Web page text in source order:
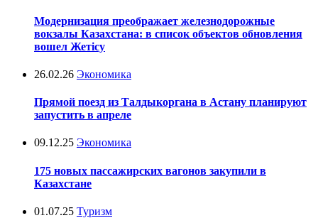
Модернизация преображает железнодорожные
вокзалы Казахстана: в список объектов обновления
вошел Жетісу
26.02.26 Экономика
Прямой поезд из Талдыкоргана в Астану планируют
запустить в апреле
09.12.25 Экономика
175 новых пассажирских вагонов закупили в
Казахстане
01.07.25 Туризм